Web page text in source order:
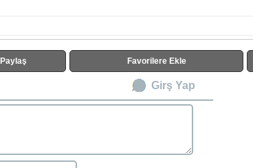
Paylaş Favorilere Ekle
Girş Yap